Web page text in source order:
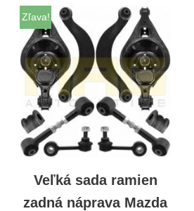
Zľava!
Veľká sada ramien
zadná náprava Mazda